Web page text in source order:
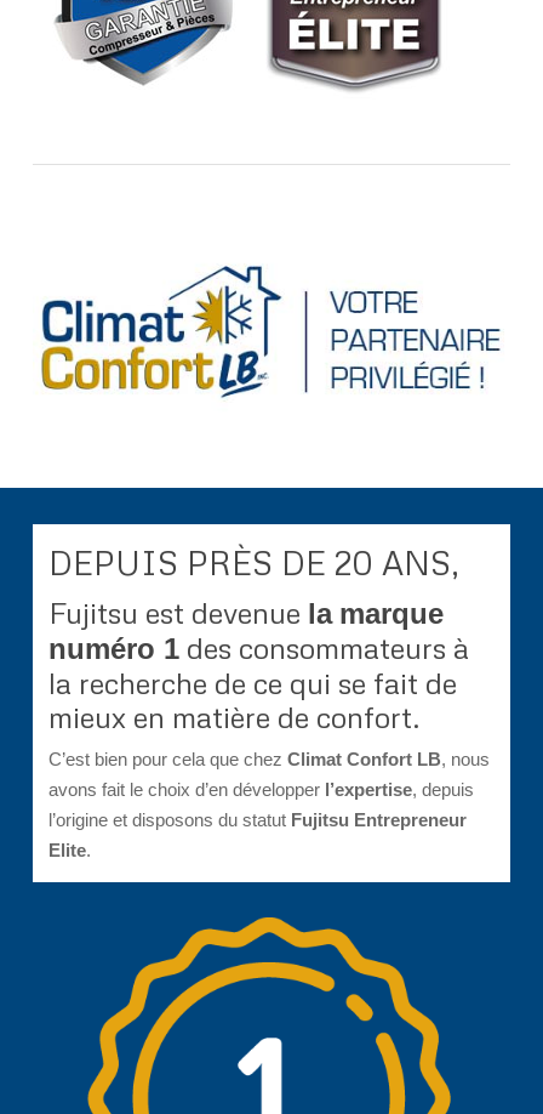
DEPUIS PRÈS DE 20 ANS,
Fujitsu est devenue la marque
numéro 1 des consommateurs à
la recherche de ce qui se fait de
mieux en matière de confort.
C’est bien pour cela que chezClimat Confort LB, nous
avons fait le choix d’en développer l’expertise, depuis
l’origine et disposons du statut Fujitsu Entrepreneur
Elite.